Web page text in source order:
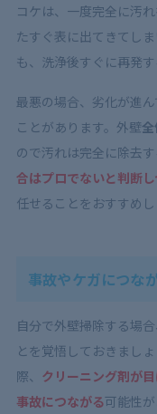
コケは、一度完全に汚
たすぐ表に出てきてし
も、洗浄後すぐに再発
最悪の場合、劣化が進
ことがあります。外壁
ので汚れは完全に除去す
合はプロでないと判断
任せることをおすすめし
事故やケガにつな
自分で外壁掃除する場
とを覚悟しておきまし
際、 クリーニング剤が
事故につながる可能性